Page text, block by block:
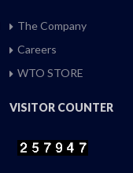
The Company
Careers
WTO STORE
VISITOR COUNTER